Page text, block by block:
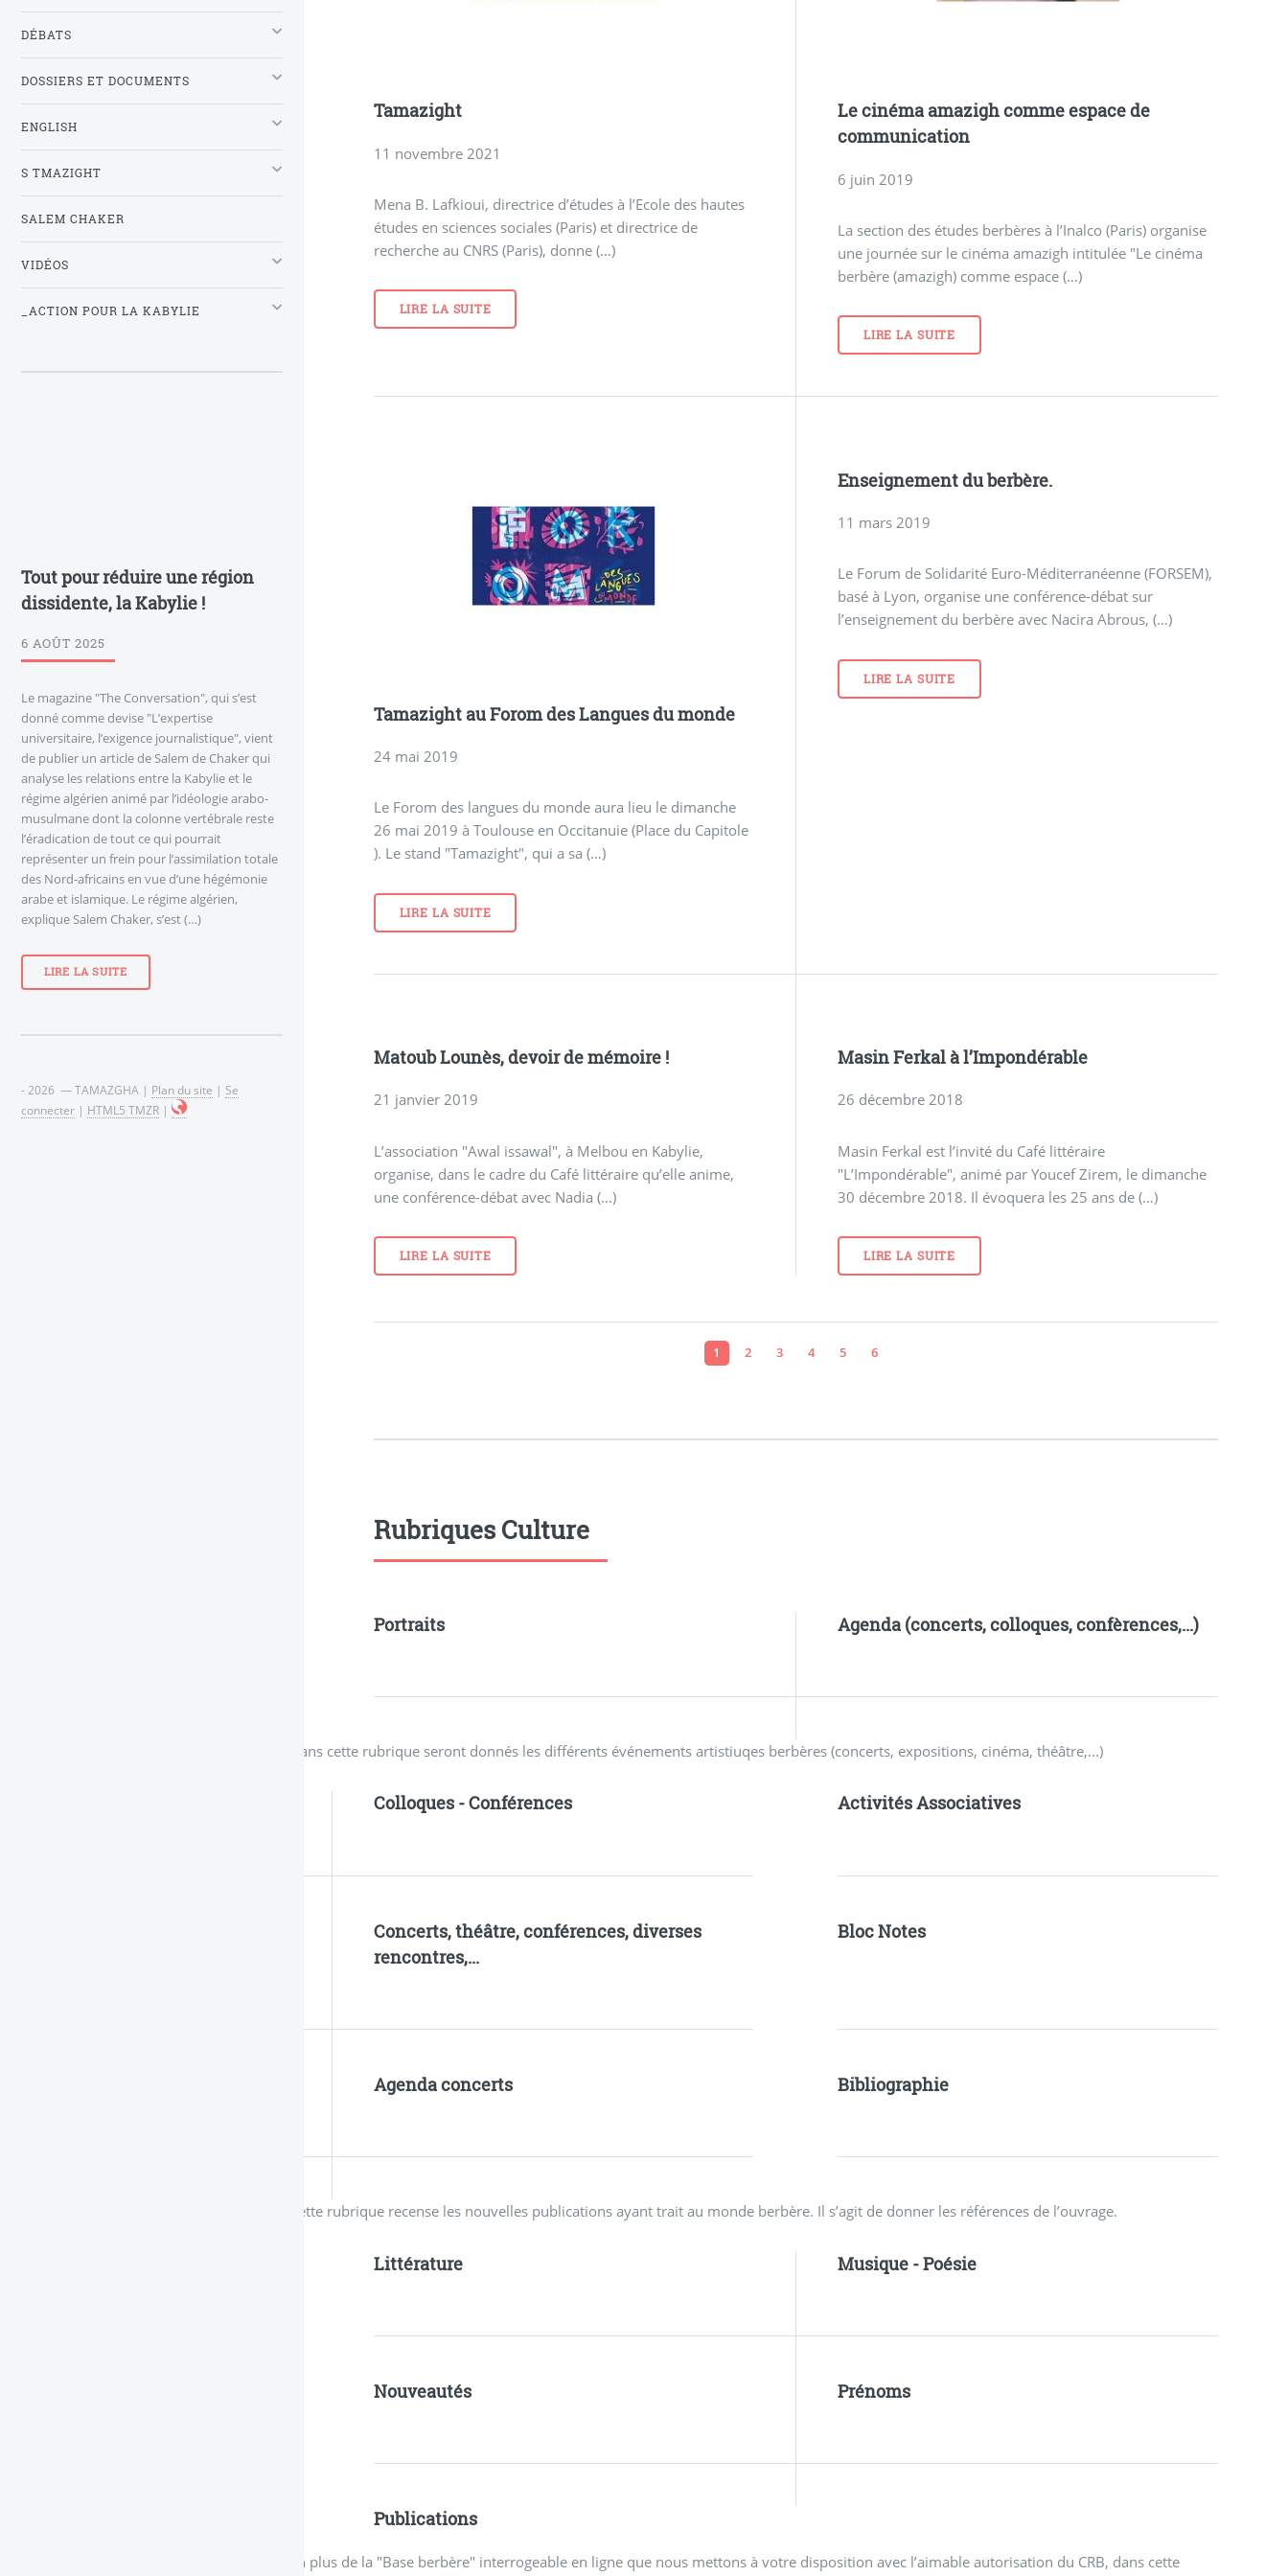
Tamazight
11 novembre 2021
Mena B. Lafkioui, directrice d’études à l’Ecole des hautes
études en sciences sociales (Paris) et directrice de
recherche au CNRS (Paris), donne (…)
LIRE LA SUITE
Le cinéma amazigh comme espace de
communication
6 juin 2019
La section des études berbères à l’Inalco (Paris) organise
une journée sur le cinéma amazigh intitulée "Le cinéma
berbère (amazigh) comme espace (…)
LIRE LA SUITE
Tamazight au Forom des Langues du monde
24 mai 2019
Le Forom des langues du monde aura lieu le dimanche
26 mai 2019 à Toulouse en Occitanuie (Place du Capitole
). Le stand "Tamazight", qui a sa (…)
LIRE LA SUITE
Enseignement du berbère.
11 mars 2019
Le Forum de Solidarité Euro-Méditerranéenne (FORSEM),
basé à Lyon, organise une conférence-débat sur
l’enseignement du berbère avec Nacira Abrous, (…)
LIRE LA SUITE
Matoub Lounès, devoir de mémoire !
21 janvier 2019
L’association "Awal issawal", à Melbou en Kabylie,
organise, dans le cadre du Café littéraire qu’elle anime,
une conférence-débat avec Nadia (…)
LIRE LA SUITE
Masin Ferkal à l’Impondérable
26 décembre 2018
Masin Ferkal est l’invité du Café littéraire
"L’Impondérable", animé par Youcef Zirem, le dimanche
30 décembre 2018. Il évoquera les 25 ans de (…)
LIRE LA SUITE
1 2 3 4 5 6
Rubriques Culture
Portraits Agenda (concerts, colloques, confèrences,...)
Dans cette rubrique seront donnés les différents événements artistiuqes berbères (concerts, expositions, cinéma, théâtre,...)
Colloques - Conférences Activités Associatives
Concerts, théâtre, conférences, diverses
rencontres,...
Bloc Notes
Agenda concerts Bibliographie
Cette rubrique recense les nouvelles publications ayant trait au monde berbère. Il s’agit de donner les références de l’ouvrage.
Littérature Musique - Poésie
Nouveautés Prénoms
Publications
En plus de la "Base berbère" interrogeable en ligne que nous mettons à votre disposition avec l’aimable autorisation du CRB, dans cette
DÉBATS
DOSSIERS ET DOCUMENTS
ENGLISH
S TMAZIGHT
SALEM CHAKER
VIDÉOS
_ACTION POUR LA KABYLIE
Tout pour réduire une région
dissidente, la Kabylie !
6 AOÛT 2025
Le magazine "The Conversation", qui s’est
donné comme devise "L’expertise
universitaire, l’exigence journalistique", vient
de publier un article de Salem de Chaker qui
analyse les relations entre la Kabylie et le
régime algérien animé par l’idéologie arabo-
musulmane dont la colonne vertébrale reste
l’éradication de tout ce qui pourrait
représenter un frein pour l’assimilation totale
des Nord-africains en vue d’une hégémonie
arabe et islamique. Le régime algérien,
explique Salem Chaker, s’est (…)
LIRE LA SUITE
- 2026 — TAMAZGHA | Plan du site | Se
connecter | HTML5 TMZR |